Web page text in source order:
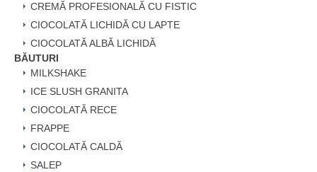
CREMĂ PROFESIONALĂ CU FISTIC
CIOCOLATĂ LICHIDĂ CU LAPTE
CIOCOLATĂ ALBĂ LICHIDĂ
BĂUTURI
MILKSHAKE
ICE SLUSH GRANITA
CIOCOLATĂ RECE
FRAPPE
CIOCOLATĂ CALDĂ
SALEP